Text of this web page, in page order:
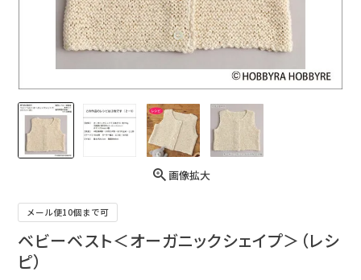
画像拡大
メール便10個まで可
ベビーベスト＜オーガニックシェイプ＞（レシ
ピ）